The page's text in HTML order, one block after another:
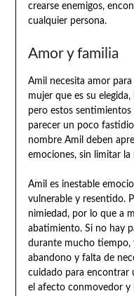
crearse enemigos,
cualquier persona.
Amor y familia
Amil necesita amor
mujer que es su
pero estos
parecer un poco
nombre Amil deben
emociones, sin limitar
Amil es inestable
vulnerable y resentido.
nimiedad, por lo que a
abatimiento. Si no hay
durante mucho tiempo,
abandono y falta de
cuidado para encontrar
el afecto conmovedor y